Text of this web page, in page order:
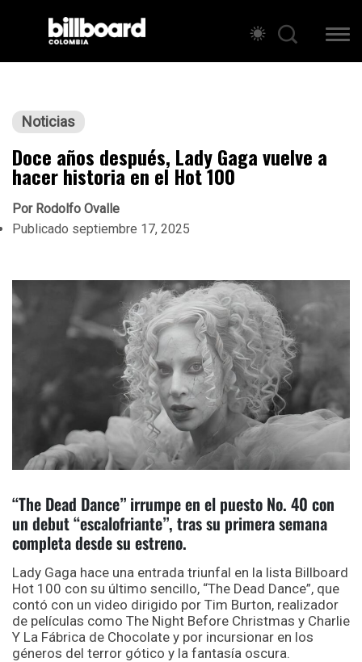
Noticias
Doce años después, Lady Gaga vuelve a
hacer historia en el Hot 100
PorRodolfo Ovalle
Publicado septiembre 17, 2025
“The Dead Dance” irrumpe en el puesto No. 40 con
un debut “escalofriante”, tras su primera semana
completa desde su estreno.
Lady Gaga hace una entrada triunfal en la lista Billboard
Hot 100 con su último sencillo, “The Dead Dance”, que
contó con un video dirigido por Tim Burton, realizador
de películas como The Night Before Christmas y Charlie
Y La Fábrica de Chocolate y por incursionar en los
géneros del terror gótico y la fantasía oscura.